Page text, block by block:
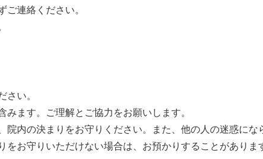
連絡ください。
い。
ます。ご理解とご協力をお願いします。
内の決まりをお守りください。また、他の人の迷惑にな
お守りいただけない場合は、お預かりすることがありま